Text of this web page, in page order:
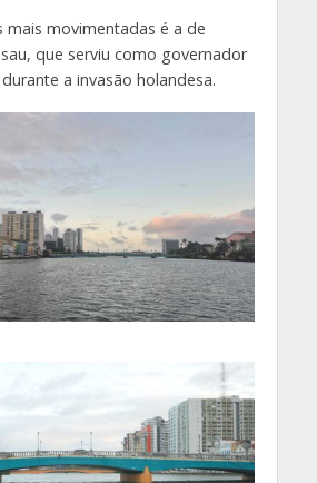
mais movimentadas é a de
que serviu como governador
a invasão holandesa.